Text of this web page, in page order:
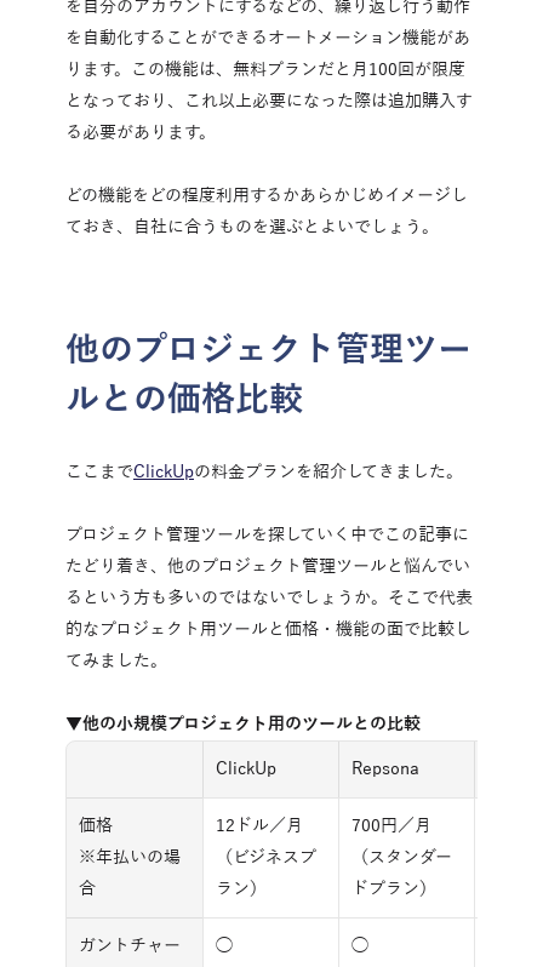
を自分のアカウントにするなどの、繰り返し行う動作
を自動化することができるオートメーション機能があ
ります。この機能は、無料プランだと月100回が限度
となっており、これ以上必要になった際は追加購入す
る必要があります。
どの機能をどの程度利用するかあらかじめイメージし
ておき、自社に合うものを選ぶとよいでしょう。
他のプロジェクト管理ツー
ルとの価格比較
ここまでClickUpの料金プランを紹介してきました。
プロジェクト管理ツールを探していく中でこの記事に
たどり着き、他のプロジェクト管理ツールと悩んでい
るという方も多いのではないでしょうか。そこで代表
的なプロジェクト用ツールと価格・機能の面で比較し
てみました。
▼他の小規模プロジェクト用のツールとの比較
ClickUp Repsona
価格
※年払いの場
合
12ドル／月
（ビジネスプ
ラン）
700円／月
（スタンダー
ドプラン）
ガントチャー
◯ ◯